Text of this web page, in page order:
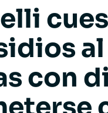
con